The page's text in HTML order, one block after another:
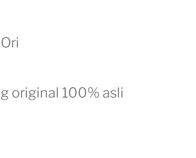
original 100% asli